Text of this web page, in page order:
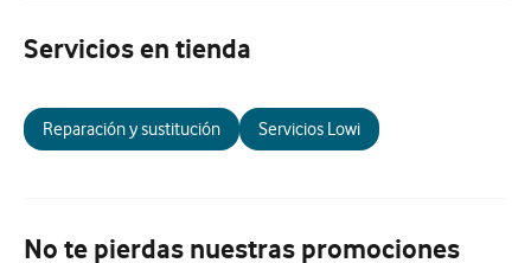
Servicios en tienda
Reparación y sustitución Servicios Lowi
No te pierdas nuestras promociones